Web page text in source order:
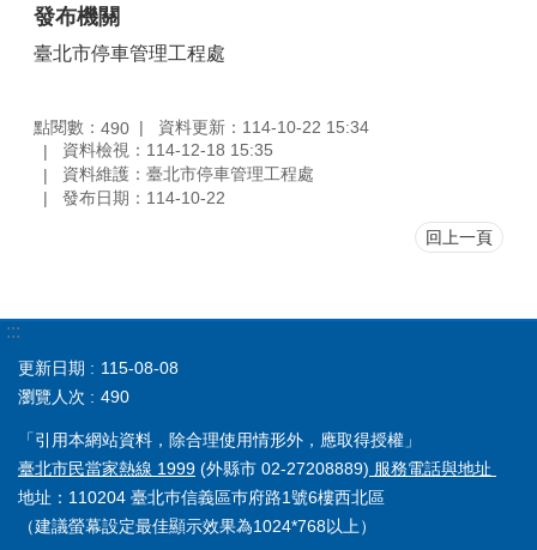
發布機關
臺北市停車管理工程處
點閱數： 490
資料更新：114-10-22 15:34
資料檢視：114-12-18 15:35
資料維護：臺北市停車管理工程處
發布日期：114-10-22
回上一頁
:::
更新日期
115-08-08
瀏覽人次
490
「引用本網站資料，除合理使用情形外，應取得授權」
臺北市民當家熱線 1999 (外縣市 02-27208889) 服務電話與地址
地址：110204 臺北巿信義區巿府路1號6樓西北區
（建議螢幕設定最佳顯示效果為1024*768以上）